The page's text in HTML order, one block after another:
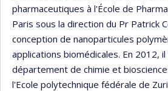
pharmaceutiques à l'École de
Paris sous la direction du Pr Patrick
conception de nanoparticules
applications biomédicales. En 2012,
département de chimie et
l'Ecole polytechnique fédérale de